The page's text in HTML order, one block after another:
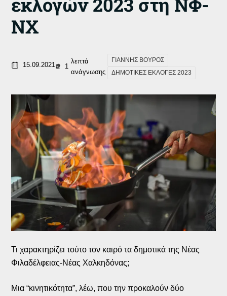
ΝΧ
15.09.2021 1
λεπτά
ανάγνωσης
ΓΙΑΝΝΗΣ ΒΟΥΡΟΣ
ΔΗΜΟΤΙΚΕΣ ΕΚΛΟΓΕΣ 2023
Τι χαρακτηρίζει τούτο τον καιρό τα δημοτικά της Νέας
Φιλαδέλφειας-Νέας Χαλκηδόνας;
Μια “κινητικότητα”, λέω, που την προκαλούν δύο